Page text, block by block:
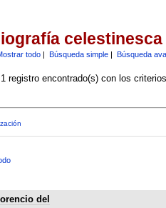
celestinesca
todo| Búsqueda simple| Búsqueda
registro encontrado(s) con los
del